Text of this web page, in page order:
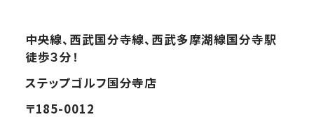
中央線、西武国分寺線、西武多摩湖線国分寺駅
徒歩３分！
ステップゴルフ国分寺店
〒185-0012